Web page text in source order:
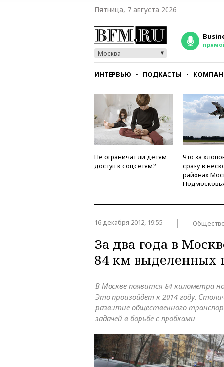
Пятница, 7 августа 2026
Москва
ИНТЕРВЬЮ ПОДКАСТЫ
СТИЛЬ ТЕСТЫ
Не ограничат ли детям
доступ к соцсетям?
Что за
сразу в
районах
16 декабря 2012, 19:55 Общество
За два года в
84 км выделенных
В Москве появится 84 километра
Это произойдет к 2014 году.
развитие общественного
задачей в борьбе с пробками